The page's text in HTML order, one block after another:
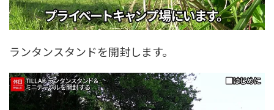
ランタンスタンドを開封します。